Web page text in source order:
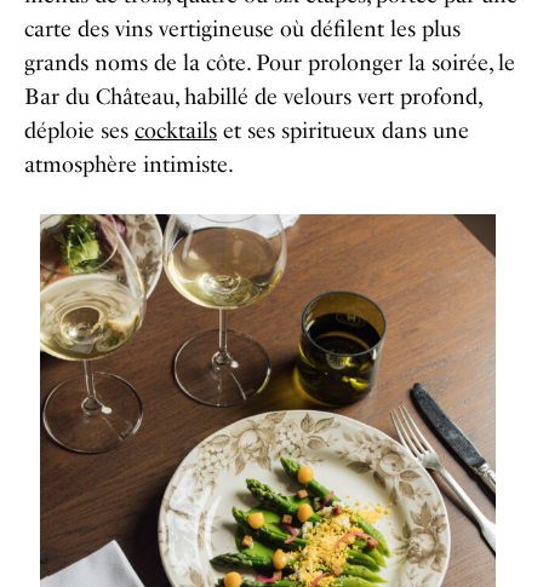
carte des vins vertigineuse où défilent les plus
grands noms de la côte. Pour prolonger la soirée, le
Bar du Château, habillé de velours vert profond,
déploie ses cocktails et ses spiritueux dans une
atmosphère intimiste.